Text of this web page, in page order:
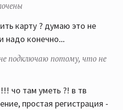
карту ? думаю это не
надо конечно...
подключаю потому, что не
чо там уметь ?! в тв
простая регистрация -